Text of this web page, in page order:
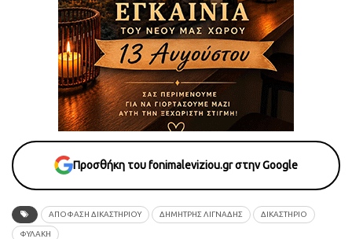
Προσθήκη του fonimaleviziou.gr στην Google
ΑΠΟΦΑΣΗ ΔΙΚΑΣΤΗΡΙΟΥ ΔΗΜΗΤΡΗΣ ΛΙΓΝΑΔΗΣ ΔΙΚΑΣΤΗΡΙΟ
ΦΥΛΑΚΗ